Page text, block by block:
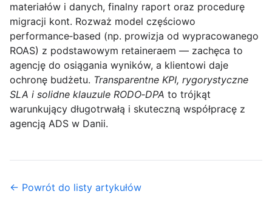
materiałów i danych, finalny raport oraz procedurę
migracji kont. Rozważ model częściowo
performance‑based (np. prowizja od wypracowanego
ROAS) z podstawowym retaineraem — zachęca to
agencję do osiągania wyników, a klientowi daje
ochronę budżetu. Transparentne KPI, rygorystyczne
SLA i solidne klauzule RODO‑DPA to trójkąt
warunkujący długotrwałą i skuteczną współpracę z
agencją ADS w Danii.
← Powrót do listy artykułów